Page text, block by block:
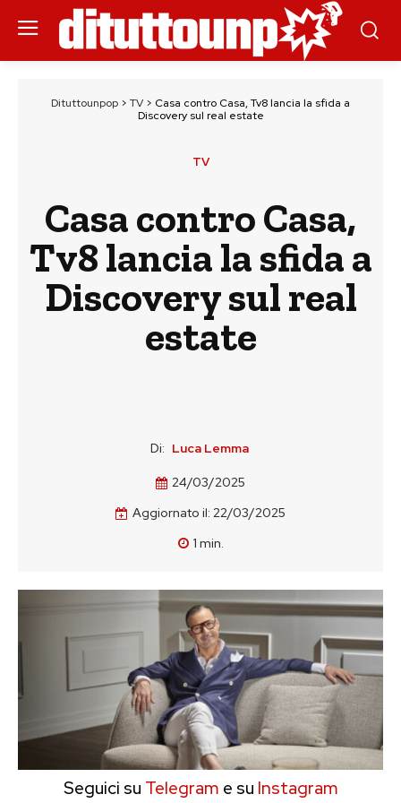
Dituttounpop > TV > Casa contro Casa, Tv8 lancia la sfida a
Discovery sul real estate
TV
Casa contro Casa,
Tv8 lancia la sfida a
Discovery sul real
estate
Di: Luca Lemma
24/03/2025
Aggiornato il: 22/03/2025
1 min.
Seguici su Telegram e su Instagram